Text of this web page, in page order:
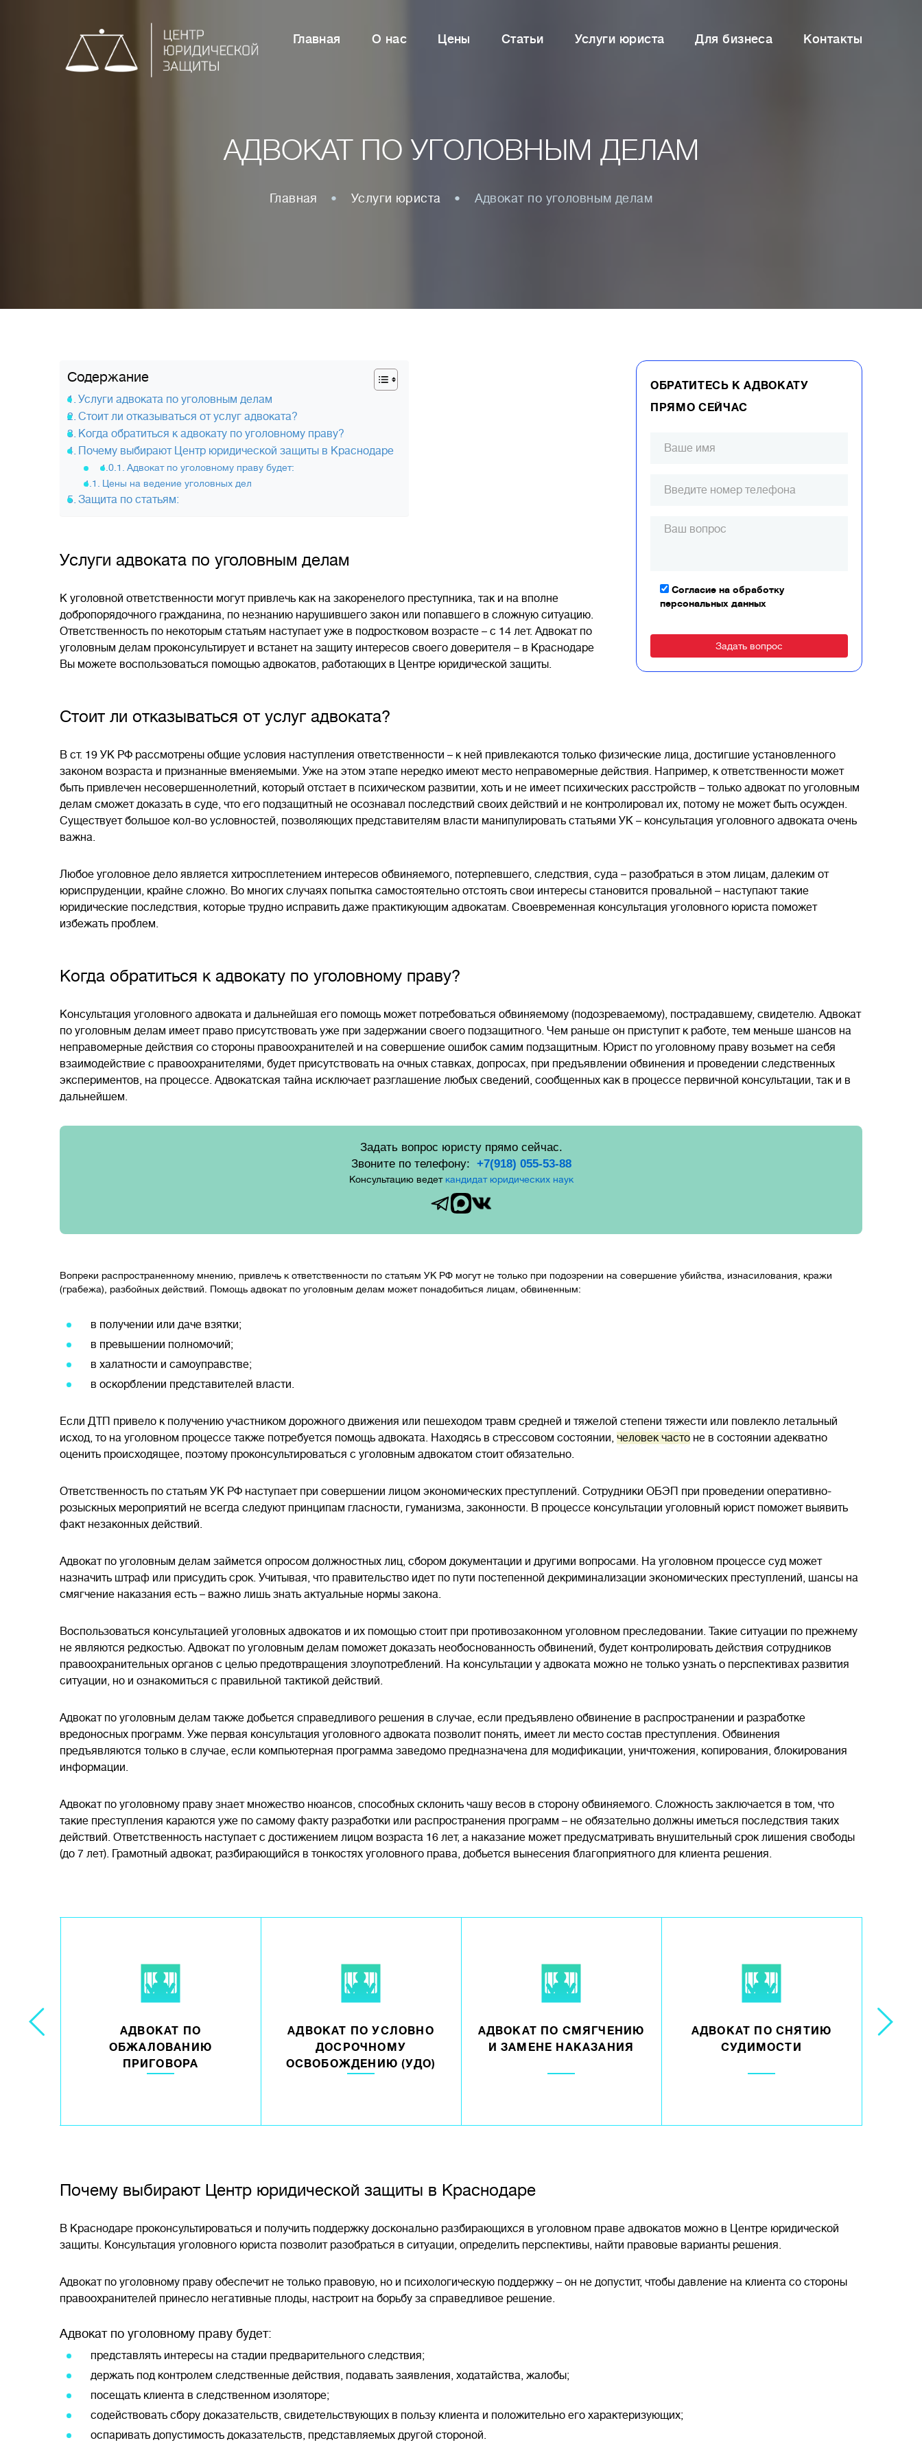
Главная О нас Цены Статьи Услуги юриста Для бизнеса Контакты
АДВОКАТ ПО УГОЛОВНЫМ ДЕЛАМ
Главная Услуги юриста Адвокат по уголовным делам
ОБРАТИТЕСЬ К АДВОКАТУ
ПРЯМО СЕЙЧАС
Согласие на обработку
персональных данных
Содержание
Услуги адвоката по уголовным делам
Стоит ли отказываться от услуг адвоката?
Когда обратиться к адвокату по уголовному праву?
Почему выбирают Центр юридической защиты в Краснодаре
Адвокат по уголовному праву будет:
Цены на ведение уголовных дел
Защита по статьям:
Услуги адвоката по уголовным делам
К уголовной ответственности могут привлечь как на закоренелого преступника, так и на вполне
добропорядочного гражданина, по незнанию нарушившего закон или попавшего в сложную ситуацию.
Ответственность по некоторым статьям наступает уже в подростковом возрасте – с 14 лет. Адвокат по
уголовным делам проконсультирует и встанет на защиту интересов своего доверителя – в Краснодаре
Вы можете воспользоваться помощью адвокатов, работающих в Центре юридической защиты.
Стоит ли отказываться от услуг адвоката?
В ст. 19 УК РФ рассмотрены общие условия наступления ответственности – к ней привлекаются только физические лица, достигшие установленного
законом возраста и признанные вменяемыми. Уже на этом этапе нередко имеют место неправомерные действия. Например, к ответственности может
быть привлечен несовершеннолетний, который отстает в психическом развитии, хоть и не имеет психических расстройств – только адвокат по уголовным
делам сможет доказать в суде, что его подзащитный не осознавал последствий своих действий и не контролировал их, потому не может быть осужден.
Существует большое кол-во условностей, позволяющих представителям власти манипулировать статьями УК – консультация уголовного адвоката очень
важна.
Любое уголовное дело является хитросплетением интересов обвиняемого, потерпевшего, следствия, суда – разобраться в этом лицам, далеким от
юриспруденции, крайне сложно. Во многих случаях попытка самостоятельно отстоять свои интересы становится провальной – наступают такие
юридические последствия, которые трудно исправить даже практикующим адвокатам. Своевременная консультация уголовного юриста поможет
избежать проблем.
Когда обратиться к адвокату по уголовному праву?
Консультация уголовного адвоката и дальнейшая его помощь может потребоваться обвиняемому (подозреваемому), пострадавшему, свидетелю. Адвокат
по уголовным делам имеет право присутствовать уже при задержании своего подзащитного. Чем раньше он приступит к работе, тем меньше шансов на
неправомерные действия со стороны правоохранителей и на совершение ошибок самим подзащитным. Юрист по уголовному праву возьмет на себя
взаимодействие с правоохранителями, будет присутствовать на очных ставках, допросах, при предъявлении обвинения и проведении следственных
экспериментов, на процессе. Адвокатская тайна исключает разглашение любых сведений, сообщенных как в процессе первичной консультации, так и в
дальнейшем.
Задать вопрос юристу прямо сейчас.
Звоните по телефону: +7(918) 055-53-88
Консультацию ведет кандидат юридических наук
Вопреки распространенному мнению, привлечь к ответственности по статьям УК РФ могут не только при подозрении на совершение убийства, изнасилования, кражи
(грабежа), разбойных действий. Помощь адвокат по уголовным делам может понадобиться лицам, обвиненным:
в получении или даче взятки;
в превышении полномочий;
в халатности и самоуправстве;
в оскорблении представителей власти.
Если ДТП привело к получению участником дорожного движения или пешеходом травм средней и тяжелой степени тяжести или повлекло летальный
исход, то на уголовном процессе также потребуется помощь адвоката. Находясь в стрессовом состоянии, человек часто не в состоянии адекватно
оценить происходящее, поэтому проконсультироваться с уголовным адвокатом стоит обязательно.
Ответственность по статьям УК РФ наступает при совершении лицом экономических преступлений. Сотрудники ОБЭП при проведении оперативно-
розыскных мероприятий не всегда следуют принципам гласности, гуманизма, законности. В процессе консультации уголовный юрист поможет выявить
факт незаконных действий.
Адвокат по уголовным делам займется опросом должностных лиц, сбором документации и другими вопросами. На уголовном процессе суд может
назначить штраф или присудить срок. Учитывая, что правительство идет по пути постепенной декриминализации экономических преступлений, шансы на
смягчение наказания есть – важно лишь знать актуальные нормы закона.
Воспользоваться консультацией уголовных адвокатов и их помощью стоит при противозаконном уголовном преследовании. Такие ситуации по прежнему
не являются редкостью. Адвокат по уголовным делам поможет доказать необоснованность обвинений, будет контролировать действия сотрудников
правоохранительных органов с целью предотвращения злоупотреблений. На консультации у адвоката можно не только узнать о перспективах развития
ситуации, но и ознакомиться с правильной тактикой действий.
Адвокат по уголовным делам также добьется справедливого решения в случае, если предъявлено обвинение в распространении и разработке
вредоносных программ. Уже первая консультация уголовного адвоката позволит понять, имеет ли место состав преступления. Обвинения
предъявляются только в случае, если компьютерная программа заведомо предназначена для модификации, уничтожения, копирования, блокирования
информации.
Адвокат по уголовному праву знает множество нюансов, способных склонить чашу весов в сторону обвиняемого. Сложность заключается в том, что
такие преступления караются уже по самому факту разработки или распространения программ – не обязательно должны иметься последствия таких
действий. Ответственность наступает с достижением лицом возраста 16 лет, а наказание может предусматривать внушительный срок лишения свободы
(до 7 лет). Грамотный адвокат, разбирающийся в тонкостях уголовного права, добьется вынесения благоприятного для клиента решения.
АДВОКАТ ПО
ОБЖАЛОВАНИЮ
ПРИГОВОРА
АДВОКАТ ПО УСЛОВНО
ДОСРОЧНОМУ
ОСВОБОЖДЕНИЮ (УДО)
АДВОКАТ ПО СМЯГЧЕНИЮ
И ЗАМЕНЕ НАКАЗАНИЯ
АДВОКАТ ПО СНЯТИЮ
СУДИМОСТИ
Почему выбирают Центр юридической защиты в Краснодаре
В Краснодаре проконсультироваться и получить поддержку досконально разбирающихся в уголовном праве адвокатов можно в Центре юридической
защиты. Консультация уголовного юриста позволит разобраться в ситуации, определить перспективы, найти правовые варианты решения.
Адвокат по уголовному праву обеспечит не только правовую, но и психологическую поддержку – он не допустит, чтобы давление на клиента со стороны
правоохранителей принесло негативные плоды, настроит на борьбу за справедливое решение.
Адвокат по уголовному праву будет:
представлять интересы на стадии предварительного следствия;
держать под контролем следственные действия, подавать заявления, ходатайства, жалобы;
посещать клиента в следственном изоляторе;
содействовать сбору доказательств, свидетельствующих в пользу клиента и положительно его характеризующих;
оспаривать допустимость доказательств, представляемых другой стороной.